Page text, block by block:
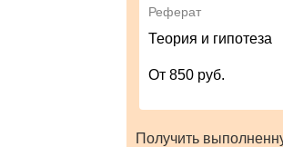
Реферат
Теория и гипотеза
От 850 руб.
Получить